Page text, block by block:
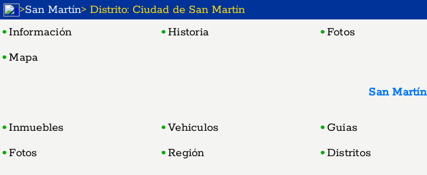
>San Martí­n> Distrito: Ciudad de San Martí­n
Información
Historia Fotos
Mapa
San Martí­n
Inmuebles Vehiculos Guias
Fotos
Región Distritos